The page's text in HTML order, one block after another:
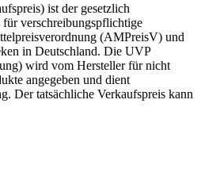
ist der gesetzlich
für verschreibungspflichtige
(AMPreisV) und
in Deutschland. Die UVP
wird vom Hersteller für nicht
angegeben und dient
Der tatsächliche Verkaufspreis kann